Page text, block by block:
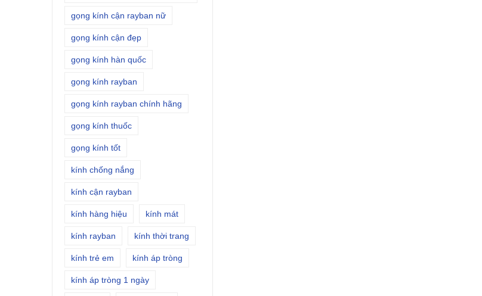
gọng kính cận rayban nữ
gọng kính cận đẹp
gọng kính hàn quốc
gọng kính rayban
gọng kính rayban chính hãng
gọng kính thuốc
gọng kính tốt
kính chống nắng
kính cận rayban
kính hàng hiệu kính mát
kính rayban kính thời trang
kính trẻ em kính áp tròng
kính áp tròng 1 ngày